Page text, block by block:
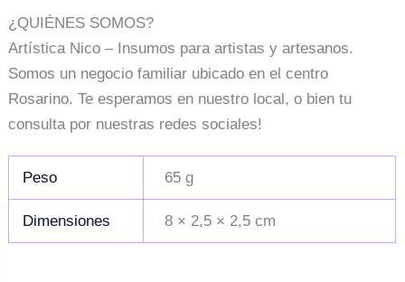
¿QUIÉNES SOMOS?
Artística Nico – Insumos para artistas y artesanos.
Somos un negocio familiar ubicado en el centro
Rosarino. Te esperamos en nuestro local, o bien tu
consulta por nuestras redes sociales!
Peso 65 g
Dimensiones 8 × 2,5 × 2,5 cm